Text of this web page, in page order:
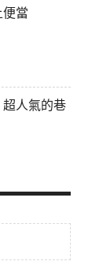
便當
人氣的巷